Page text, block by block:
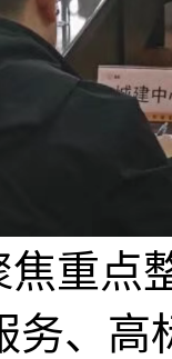
重点
务、高